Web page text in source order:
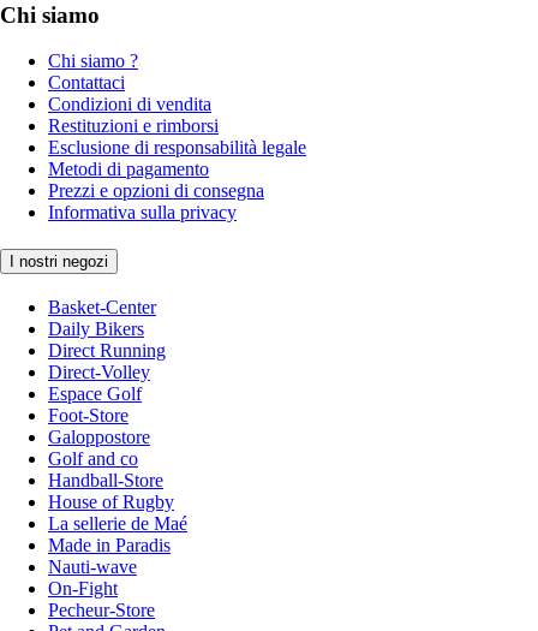
Chi siamo
Chi siamo ?
Contattaci
Condizioni di vendita
Restituzioni e rimborsi
Esclusione di responsabilità legale
Metodi di pagamento
Prezzi e opzioni di consegna
Informativa sulla privacy
I nostri negozi
Basket-Center
Daily Bikers
Direct Running
Direct-Volley
Espace Golf
Foot-Store
Galoppostore
Golf and co
Handball-Store
House of Rugby
La sellerie de Maé
Made in Paradis
Nauti-wave
On-Fight
Pecheur-Store